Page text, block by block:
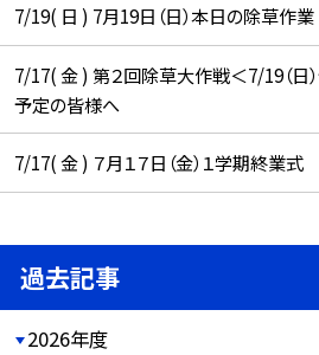
7/19( 日 ) 7月19日（日）本日の除草作業
7/17( 金 ) 第２回除草大作戦＜7/19（日）
予定の皆様へ
7/17( 金 ) ７月１７日（金）１学期終業式
過去記事
2026年度